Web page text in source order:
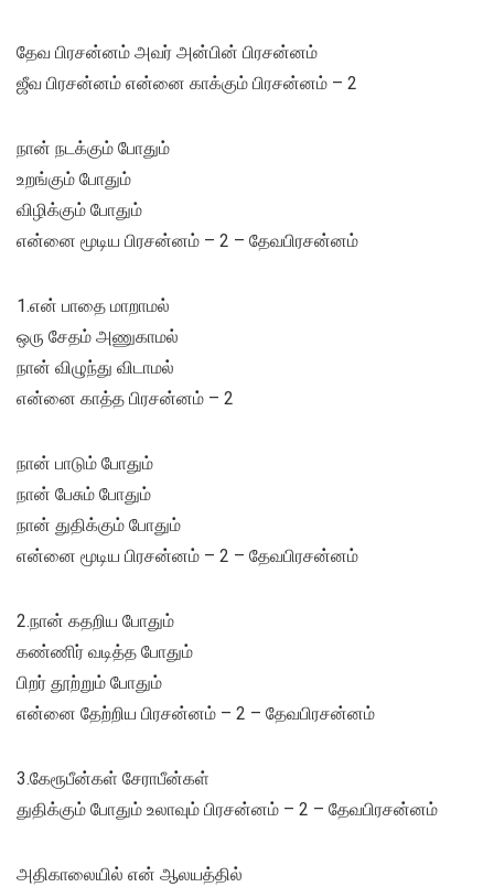
தேவ பிரசன்னம் அவர் அன்பின் பிரசன்னம்
ஜீவ பிரசன்னம் என்னை காக்கும் பிரசன்னம் – 2
நான் நடக்கும் போதும்
உறங்கும் போதும்
விழிக்கும் போதும்
என்னை மூடிய பிரசன்னம் – 2 – தேவபிரசன்னம்
1.என் பாதை மாறாமல்
ஒரு சேதம் அணுகாமல்
நான் விழுந்து விடாமல்
என்னை காத்த பிரசன்னம் – 2
நான் பாடும் போதும்
நான் பேசும் போதும்
நான் துதிக்கும் போதும்
என்னை மூடிய பிரசன்னம் – 2 – தேவபிரசன்னம்
2.நான் கதறிய போதும்
கண்ணிர் வடித்த போதும்
பிறர் தூற்றும் போதும்
என்னை தேற்றிய பிரசன்னம் – 2 – தேவபிரசன்னம்
3.கேரூபீன்கள் சேராபீன்கள்
துதிக்கும் போதும் உலாவும் பிரசன்னம் – 2 – தேவபிரசன்னம்
அதிகாலையில் என் ஆலயத்தில்